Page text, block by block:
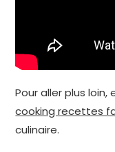
Pour aller plus
cooking recettes
culinaire.